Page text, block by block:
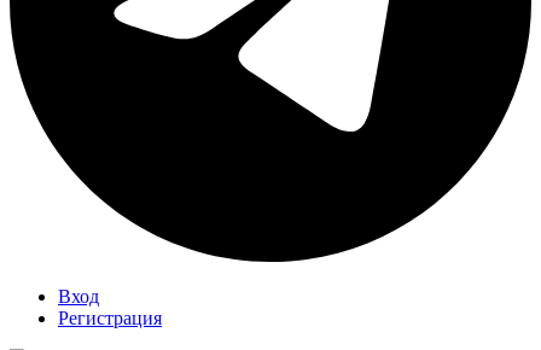
Вход
Регистрация